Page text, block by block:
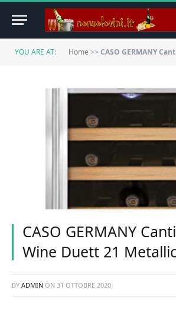
YOU ARE AT: Home >> CASO GERMANY
CASO GERMANY
Wine Duett 21
BY ADMIN ON 31 OTTOBRE 2020